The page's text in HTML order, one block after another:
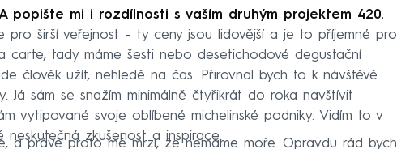
popište mi i rozdílnosti s vaším druhým projektem 420.
pro širší veřejnost – ty ceny jsou lidovější a je to příjemné pro
carte, tady máme šesti nebo desetichodové degustační
člověk užít, nehledě na čas. Přirovnal bych to k návštěvě
Já sám se snažím minimálně čtyřikrát do roka navštívit
vytipované svoje oblíbené michelinské podniky. Vidím to v
zkušenost a inspirace.
a právě proto mě mrzí, že nemáme moře. Opravdu rád bych